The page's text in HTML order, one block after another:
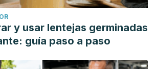
y usar lentejas germinadas
guía paso a paso